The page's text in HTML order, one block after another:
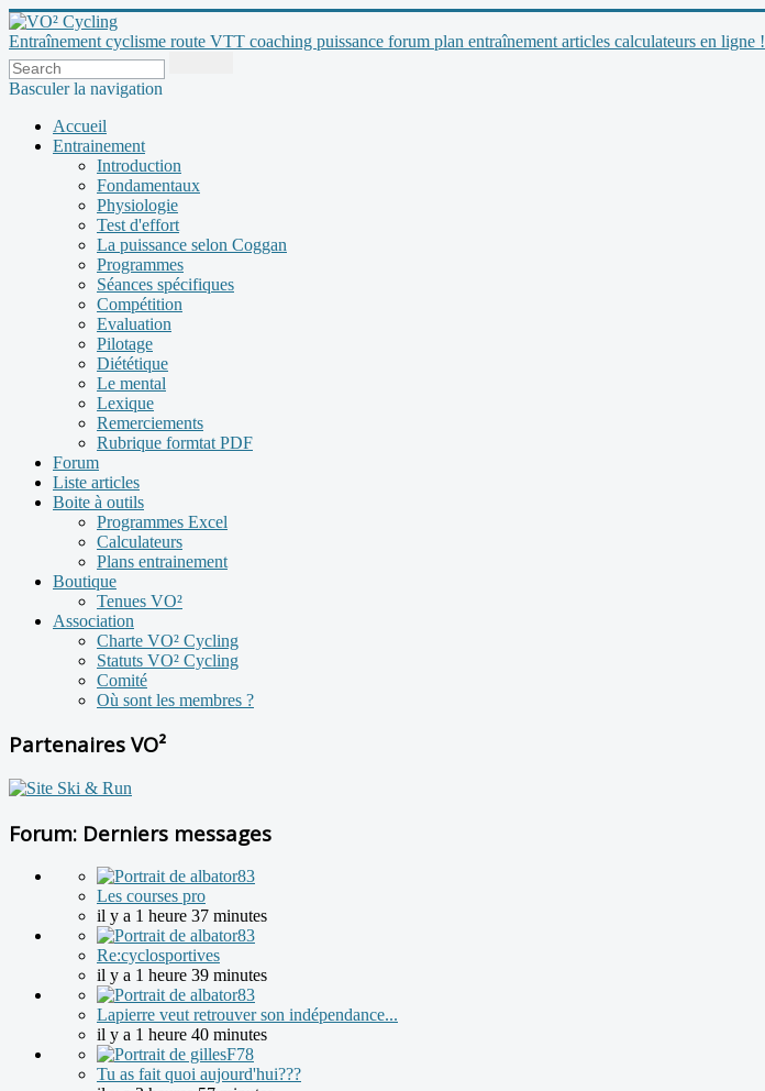
Entraînement cyclisme route VTT coaching puissance forum plan entraînement articles calculateurs en ligne !
Basculer la navigation
Accueil
Entrainement
Introduction
Fondamentaux
Physiologie
Test d'effort
La puissance selon Coggan
Programmes
Séances spécifiques
Compétition
Evaluation
Pilotage
Diététique
Le mental
Lexique
Remerciements
Rubrique formtat PDF
Forum
Liste articles
Boite à outils
Programmes Excel
Calculateurs
Plans entrainement
Boutique
Tenues VO²
Association
Charte VO² Cycling
Statuts VO² Cycling
Comité
Où sont les membres ?
Partenaires VO²
Forum: Derniers messages
Les courses pro
il y a 1 heure 37 minutes
Re:cyclosportives
il y a 1 heure 39 minutes
Lapierre veut retrouver son indépendance...
il y a 1 heure 40 minutes
Tu as fait quoi aujourd'hui???